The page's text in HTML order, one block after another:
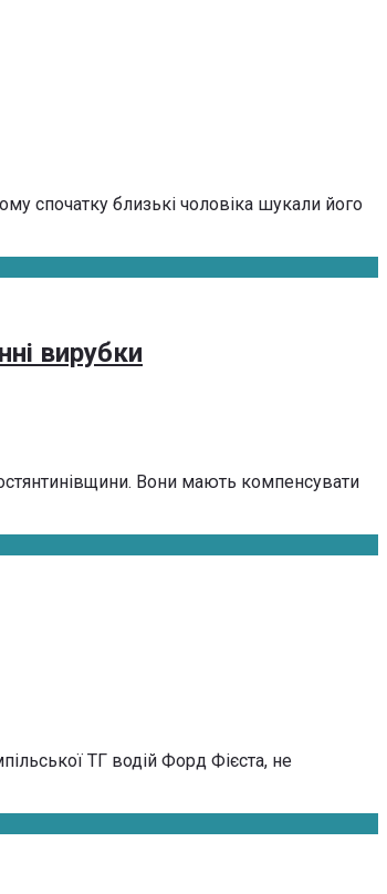
спочатку близькі чоловіка шукали його
вирубки
Вони мають компенсувати
ТГ водій Форд Фієста, не